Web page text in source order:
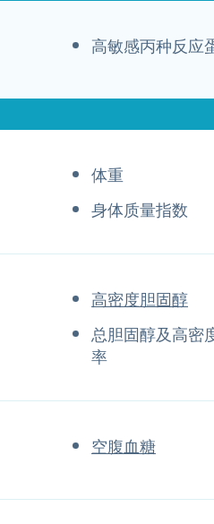
高敏感丙种反应
体重
身体质量指数
高密度胆固醇
总胆固醇及高密
率
空腹血糖